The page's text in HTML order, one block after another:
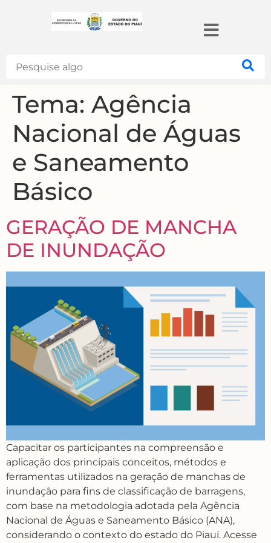
Tema: Agência
Nacional de Águas
e Saneamento
Básico
GERAÇÃO DE MANCHA
DE INUNDAÇÃO
Capacitar os participantes na compreensão e
aplicação dos principais conceitos, métodos e
ferramentas utilizados na geração de manchas de
inundação para fins de classificação de barragens,
com base na metodologia adotada pela Agência
Nacional de Águas e Saneamento Básico (ANA),
considerando o contexto do estado do Piauí. Acesse